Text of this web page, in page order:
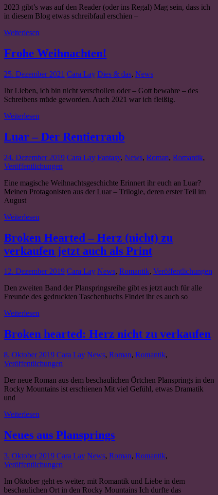
2023 gibt’s was auf den Reader (oder ins Regal) Mag sein, dass ich
in diesem Blog etwas schreibfaul erschien –
Weiterlesen
Frohe Weihnachten!
25. Dezember 2021 Cara Lay Dies & das, News
Ihr Lieben, ich bin nicht verschollen oder – Gott bewahre – des
Schreibens müde geworden. Auch 2021 war ich fleißig.
Weiterlesen
Luar – Der Rentierraub
24. Dezember 2019 Cara Lay Fantasy, News, Roman, Romantik,
Veröffentlichungen
Eine magische Weihnachtsgeschichte Erinnert ihr euch an Luar?
Meinen Protagonisten aus der Luar – Trilogie, deren erster Teil im
August
Weiterlesen
Broken Hearted – Herz (nicht) zu
verkaufen jetzt auch als Print
12. Dezember 2019 Cara Lay News, Romantik, Veröffentlichungen
Den zweiten Band der Planspringsreihe gibt es jetzt auch für alle
Freunde des gedruckten Taschenbuchs Findet ihr es auch so
Weiterlesen
Broken hearted: Herz nicht zu verkaufen
8. Oktober 2019 Cara Lay News, Roman, Romantik,
Veröffentlichungen
Der neue Roman aus dem beschaulichen Örtchen Plansprings in den
Rocky Mountains ist erschienen Mit viel Gefühl, etwas Dramatik
und
Weiterlesen
Neues aus Plansprings
3. Oktober 2019 Cara Lay News, Roman, Romantik,
Veröffentlichungen
Im Oktober geht es weiter, mit Romantik und Liebe in dem
beschaulichen Ort in den Rocky Mountains Ich durfte das